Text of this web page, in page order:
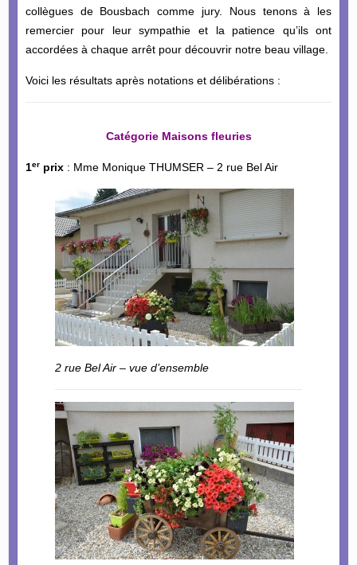
collègues de Bousbach comme jury. Nous tenons à les
remercier pour leur sympathie et la patience qu’ils ont
accordées à chaque arrêt pour découvrir notre beau village.
Voici les résultats après notations et délibérations :
Catégorie Maisons fleuries
1erprix : Mme Monique THUMSER – 2 rue Bel Air
2 rue Bel Air – vue d’ensemble